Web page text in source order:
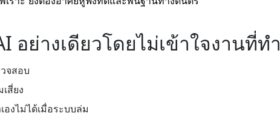
อย่างเดียวโดยไม่เข้าใจงานที่ทำ
จสอบ
สี่ยง
งไม่ได้เมื่อระบบล่ม